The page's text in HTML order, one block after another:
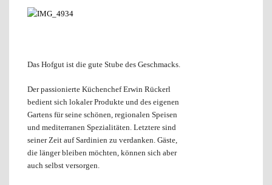
Das Hofgut ist die gute Stube des Geschmacks.
Der passionierte Küchenchef Erwin Rückerl
bedient sich lokaler Produkte und des eigenen
Gartens für seine schönen, regionalen Speisen
und mediterranen Spezialitäten. Letztere sind
seiner Zeit auf Sardinien zu verdanken. Gäste,
die länger bleiben möchten, können sich aber
auch selbst versorgen.